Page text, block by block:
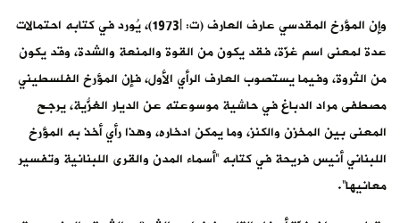
وإن المؤرخ المقدسي عارف العارف (ت: 1973l)، يُورد في كتابه احتمالات
عدة لمعنى اسم غزّة، فقد يكون من القوة والمنعة والشدة، وقد يكون
من الثروة، وفيما يستصوب العارف الرأي الأول، فإن المؤرخ الفلسطيني
مصطفى مراد الدباغ في حاشية موسوعته عن الديار الغزّية، يُرجح
المعنى بين المخزن والكنز، وما يمكن ادخاره، وهذا رأي أخذ به المؤرخ
اللبناني أنيس فريحة في كتابه “أسماء المدن والقرى اللبنانية وتفسير
معانيها”.